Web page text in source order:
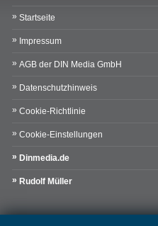
Startseite
Impressum
AGB der DIN Media GmbH
Datenschutzhinweis
Cookie-Richtlinie
Cookie-Einstellungen
Dinmedia.de
Rudolf Müller